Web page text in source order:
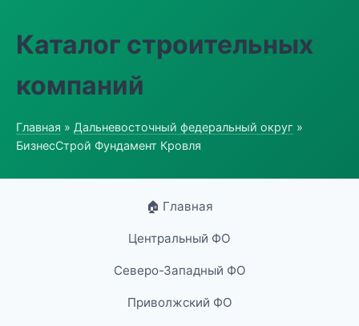
Каталог строительных
компаний
Главная » Дальневосточный федеральный округ »
БизнесСтрой Фундамент Кровля
🏠 Главная
Центральный ФО
Северо-Западный ФО
Приволжский ФО